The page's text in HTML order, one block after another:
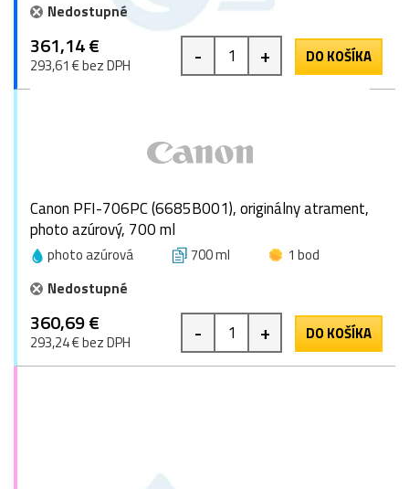
Nedostupné
361,14 €
293,61 € bez DPH - + DO KOŠÍKA
Canon PFI-706PC (6685B001), originálny atrament,
photo azúrový, 700 ml
photo azúrová 700 ml
1 bod
Nedostupné
360,69 €
293,24 € bez DPH - + DO KOŠÍKA